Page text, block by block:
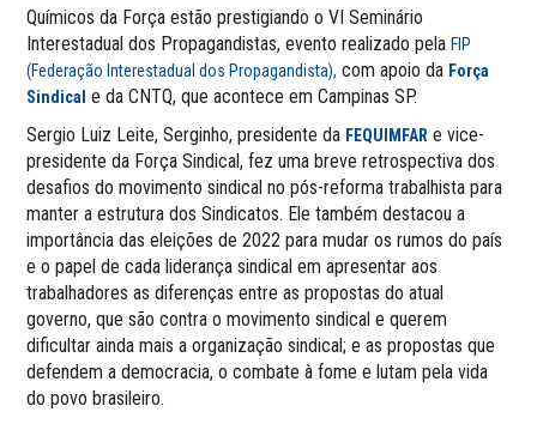
Químicos da Força estão prestigiando o VI Seminário
Interestadual dos Propagandistas, evento realizado pelaFIP
(Federação Interestadual dos Propagandista), com apoio da Força
Sindical e da CNTQ, que acontece em Campinas SP.
Sergio Luiz Leite, Serginho, presidente da FEQUIMFAR e vice-
presidente da Força Sindical, fez uma breve retrospectiva dos
desafios do movimento sindical no pós-reforma trabalhista para
manter a estrutura dos Sindicatos. Ele também destacou a
importância das eleições de 2022 para mudar os rumos do país
e o papel de cada liderança sindical em apresentar aos
trabalhadores as diferenças entre as propostas do atual
governo, que são contra o movimento sindical e querem
dificultar ainda mais a organização sindical; e as propostas que
defendem a democracia, o combate à fome e lutam pela vida
do povo brasileiro.